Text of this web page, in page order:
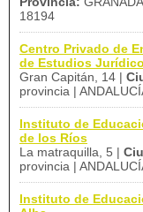
18194
Centro Privado de
de Estudios
Gran Capitán, 14 |
provincia |
Instituto de
de los Ríos
La matraquilla, 5 |
provincia |
Instituto de